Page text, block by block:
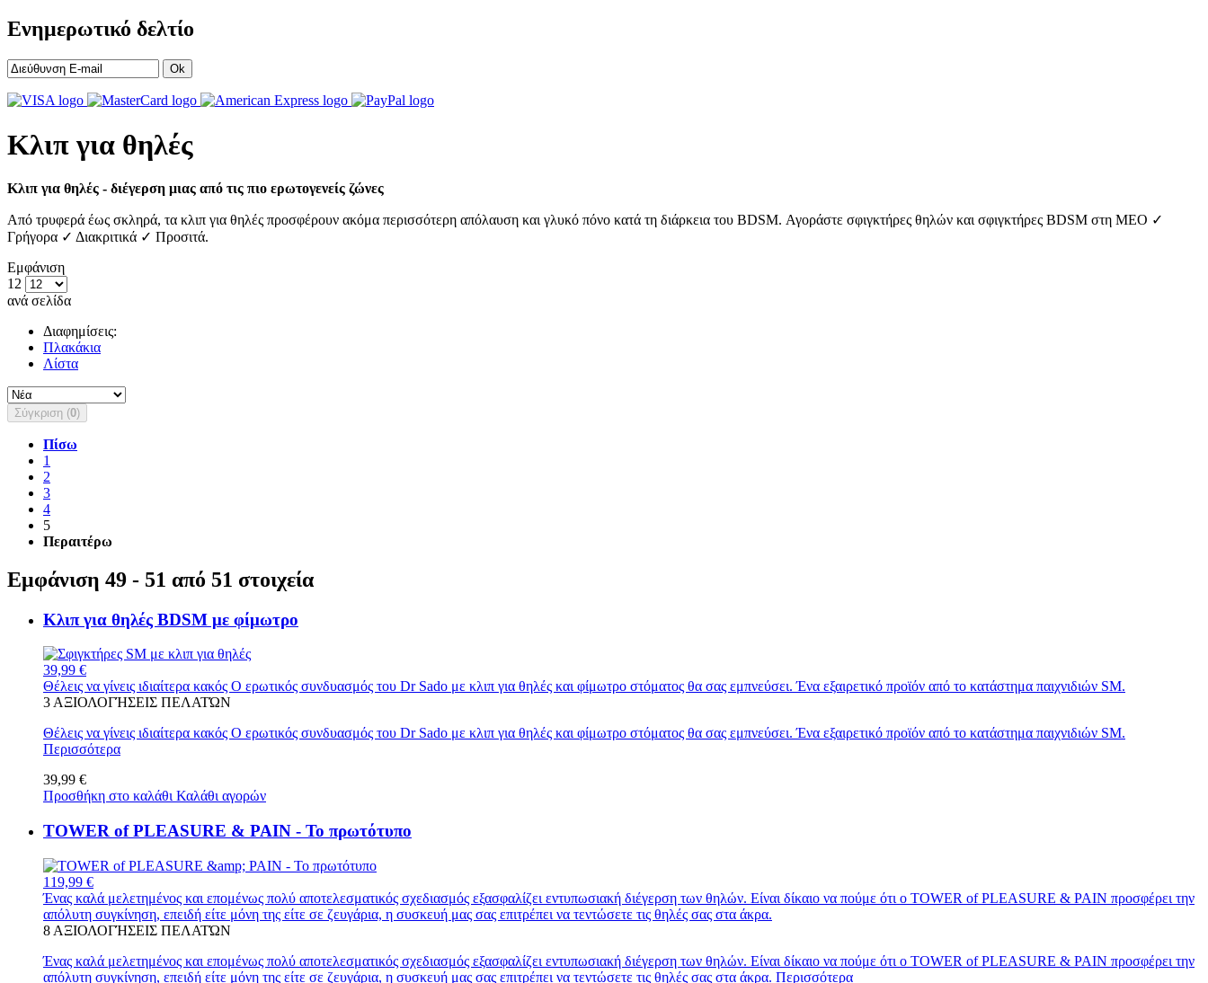
Ενημερωτικό δελτίο
Ok
Κλιπ για θηλές
Κλιπ για θηλές - διέγερση μιας από τις πιο ερωτογενείς ζώνες
Από τρυφερά έως σκληρά, τα κλιπ για θηλές προσφέρουν ακόμα περισσότερη απόλαυση και γλυκό πόνο κατά τη διάρκεια του BDSM. Αγοράστε σφιγκτήρες θηλών και σφιγκτήρες BDSM στη MEO ✓
Γρήγορα ✓ Διακριτικά ✓ Προσιτά.
Εμφάνιση
12
ανά σελίδα
Διαφημίσεις:
Πλακάκια
Λίστα
Σύγκριση (0)
Πίσω
1
2
3
4
5
Περαιτέρω
Εμφάνιση 49 - 51 από 51 στοιχεία
Κλιπ για θηλές BDSM με φίμωτρο
39,99 €
Θέλεις να γίνεις ιδιαίτερα κακός Ο ερωτικός συνδυασμός του Dr Sado με κλιπ για θηλές και φίμωτρο στόματος θα σας εμπνεύσει. Ένα εξαιρετικό προϊόν από το κατάστημα παιχνιδιών SM.
3ΑΞΙΟΛΟΓΉΣΕΙΣ ΠΕΛΑΤΏΝ
Θέλεις να γίνεις ιδιαίτερα κακός Ο ερωτικός συνδυασμός του Dr Sado με κλιπ για θηλές και φίμωτρο στόματος θα σας εμπνεύσει. Ένα εξαιρετικό προϊόν από το κατάστημα παιχνιδιών SM.
Περισσότερα
39,99 €
Προσθήκη στο καλάθι Καλάθι αγορών
TOWER of PLEASURE & PAIN - Το πρωτότυπο
119,99 €
Ένας καλά μελετημένος και επομένως πολύ αποτελεσματικός σχεδιασμός εξασφαλίζει εντυπωσιακή διέγερση των θηλών. Είναι δίκαιο να πούμε ότι ο TOWER of PLEASURE & PAIN προσφέρει την
απόλυτη συγκίνηση, επειδή είτε μόνη της είτε σε ζευγάρια, η συσκευή μας σας επιτρέπει να τεντώσετε τις θηλές σας στα άκρα.
8 ΑΞΙΟΛΟΓΉΣΕΙΣ ΠΕΛΑΤΏΝ
Ένας καλά μελετημένος και επομένως πολύ αποτελεσματικός σχεδιασμός εξασφαλίζει εντυπωσιακή διέγερση των θηλών. Είναι δίκαιο να πούμε ότι ο TOWER of PLEASURE & PAIN προσφέρει την
απόλυτη συγκίνηση, επειδή είτε μόνη της είτε σε ζευγάρια, η συσκευή μας σας επιτρέπει να τεντώσετε τις θηλές σας στα άκρα. Περισσότερα